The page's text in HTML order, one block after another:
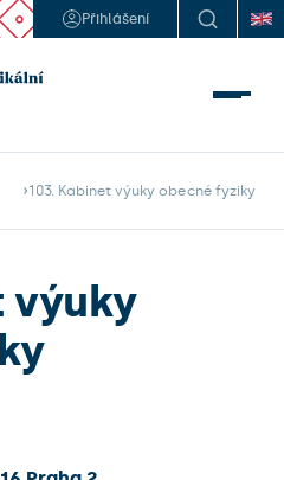
Přihlášení
103. Kabinet výuky obecné fyziky
výuky